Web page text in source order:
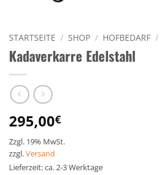
STARTSEITE / SHOP / HOFBEDARF /
Kadaverkarre Edelstahl
295,00€
Zzgl. 19% MwSt.
zzgl.Versand
Lieferzeit: ca. 2-3 Werktage